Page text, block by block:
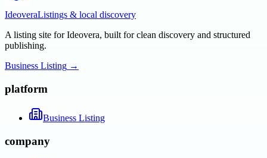
IdeoveraListings & local discovery
A listing site for Ideovera, built for clean discovery and structured
publishing.
Business Listing →
platform
Business Listing
company